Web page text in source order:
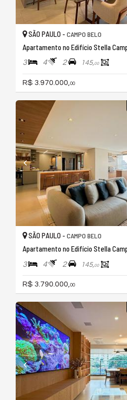
SÃO PAULO - CAMPO BELO
Apartamento no Edifício Stella
3 4 2 145,00
R$ 3.970.000, 00
SÃO PAULO - CAMPO BELO
Apartamento no Edifício Stella
3 4 2 145,00
R$ 3.790.000,00